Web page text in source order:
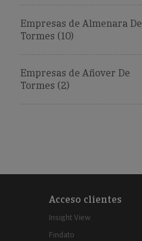
Empresas de Almenara De
Tormes (10)
Empresas de Añover De
Tormes (2)
Acceso clientes
Insight View
Findato